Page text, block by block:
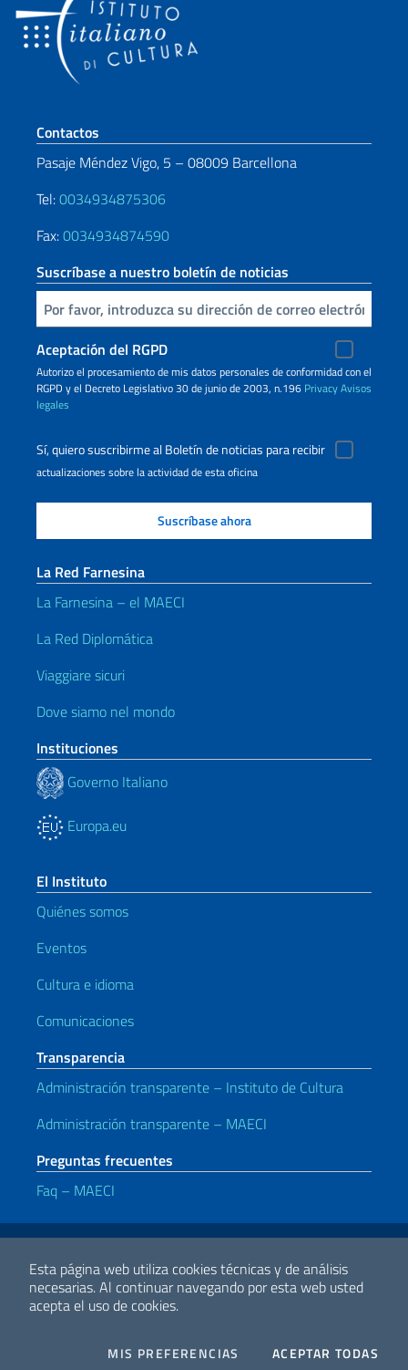
Esta página web utiliza cookies técnicas y de análisis
necesarias.Al continuar navegando por esta web usted
acepta el uso de cookies.
MIS PREFERENCIAS COOKIESACEPTAR TODAS
Sezione footer
Contactos
Pasaje Méndez Vigo, 5 – 08009 Barcellona
Tel:0034934875306
Fax:0034934874590
Suscríbase a nuestro boletín de noticias
Inserta tu correo electronico
Aceptación del RGPD
Autorizo ​​el procesamiento de mis datos personales de conformidad con el
RGPD y el Decreto Legislativo 30 de junio de 2003, n.196 PrivacyAvisos
legales
Sí, quiero suscribirme al Boletín de noticias para recibir
actualizaciones sobre la actividad de esta oficina
La Red Farnesina
La Farnesina – el MAECI
La Red Diplomática
Viaggiare sicuri
Dove siamo nel mondo
Instituciones
Governo Italiano
Europa.eu
El Instituto
Quiénes somos
Eventos
Cultura e idioma
Comunicaciones
Transparencia
Administración transparente – Instituto de Cultura
Administración transparente – MAECI
Preguntas frecuentes
Faq – MAECI
Enlaces útiles
Cooperación Internacional